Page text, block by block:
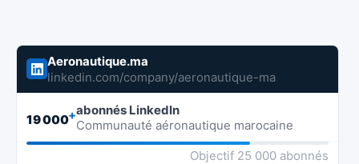
Aeronautique.ma
linkedin.com/company/aeronautique-ma
19 000+abonnés LinkedIn
Communauté aéronautique marocaine
Objectif 25 000 abonnés